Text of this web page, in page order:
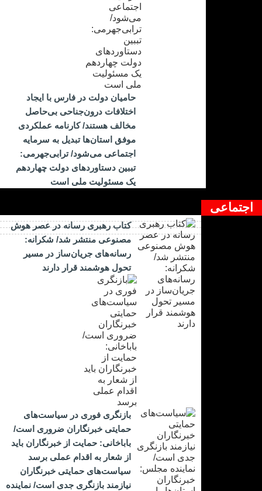
حامیان دولت در فارس با ایجاد
اختلافات درون‌جناحی بی‌حاصل
مخالف هستند/ کارنامه عملکردی
موفق استان‌ها تبدیل به سرمایه
اجتماعی می‌شود/ ترابی‌جهرمی:
تببین دستاوردهای دولت چهاردهم
یک مسئولیت ملی است
اجتماعی
کتاب رهبری رسانه در عصر هوش
مصنوعی منتشر شد/ شکرانه:
رسانه‌های جریان‌ساز در مسیر
تحول هوشمند قرار دارند
بازنگری فوری در سیاست‌های
حمایتی خبرنگاران ضروری است/
باباخانی: حمایت از خبرنگاران باید
از شعار به اقدام عملی برسد
سیاست‌های حمایتی خبرنگاران
نیازمند بازنگری جدی است/ نماینده